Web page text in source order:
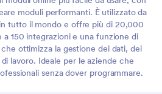
moduli performanti. È utilizzato da
tutto il mondo e offre più di 20,000
150 integrazioni e una funzione di
ottimizza la gestione dei dati, dei
lavoro. Ideale per le aziende che
senza dover programmare.